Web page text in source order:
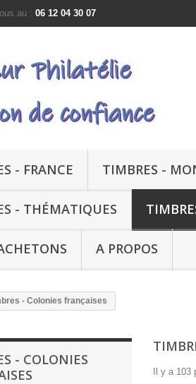
au : 06 12 04 30 07
- FRANCE TIMBRES -
- THÉMATIQUES
A PROPOS
- Colonies françaises
- COLONIES
Il y a 103